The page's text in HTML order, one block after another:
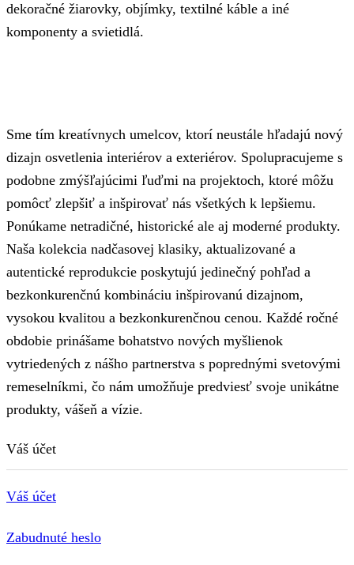
dekoračné žiarovky, objímky, textilné káble a iné
komponenty a svietidlá.
Sme tím kreatívnych umelcov, ktorí neustále hľadajú nový
dizajn osvetlenia interiérov a exteriérov. Spolupracujeme s
podobne zmýšľajúcimi ľuďmi na projektoch, ktoré môžu
pomôcť zlepšiť a inšpirovať nás všetkých k lepšiemu.
Ponúkame netradičné, historické ale aj moderné produkty.
Naša kolekcia nadčasovej klasiky, aktualizované a
autentické reprodukcie poskytujú jedinečný pohľad a
bezkonkurenčnú kombináciu inšpirovanú dizajnom,
vysokou kvalitou a bezkonkurenčnou cenou. Každé ročné
obdobie prinášame bohatstvo nových myšlienok
vytriedených z nášho partnerstva s poprednými svetovými
remeselníkmi, čo nám umožňuje predviesť svoje unikátne
produkty, vášeň a vízie.
Váš účet
Váš účet
Zabudnuté heslo